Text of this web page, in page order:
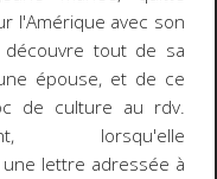
l'Amérique avec son
découvre tout de sa
épouse, et de ce
de culture au rdv.
lorsqu'elle
lettre adressée à